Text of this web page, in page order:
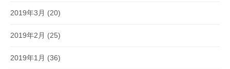
2019年3月 (20)
2019年2月 (25)
2019年1月 (36)